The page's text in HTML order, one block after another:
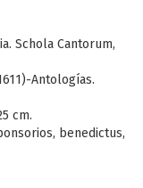
Schola Cantorum,
Antologías.
cm.
benedictus,